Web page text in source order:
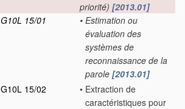
priorité) [2013.01]
G10L 15/01
• Estimation ou
évaluation des
systèmes de
reconnaissance de la
parole [2013.01]
G10L 15/02
• Extraction de
caractéristiques pour